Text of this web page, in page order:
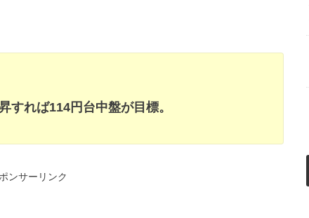
すれば114円台中盤が目標。
ンサーリンク